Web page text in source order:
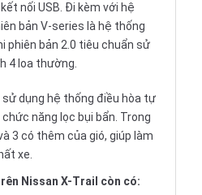
nối USB. Đi kèm với hệ
bản V-series là hệ thống
phiên bản 2.0 tiêu chuẩn sử
4 loa thường.
sử dụng hệ thống điều hòa tự
năng lọc bụi bẩn. Trong
3 có thêm của gió, giúp làm
xe.
Nissan X-Trail còn có: